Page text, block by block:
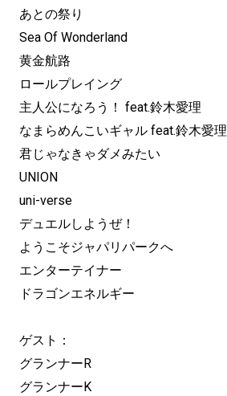
あとの祭り
Sea Of Wonderland
黄金航路
ロールプレイング
主人公になろう！ feat.鈴木愛理
なまらめんこいギャル feat.鈴木愛理
君じゃなきゃダメみたい
UNION
uni-verse
デュエルしようぜ！
ようこそジャパリパークへ
エンターテイナー
ドラゴンエネルギー
ゲスト：
グランナーR
グランナーK